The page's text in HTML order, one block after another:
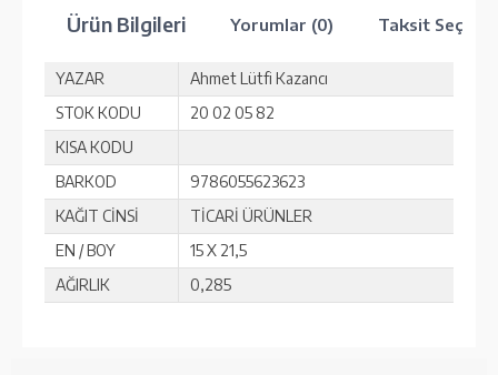
Ürün Bilgileri Yorumlar (0) Taksit
YAZAR
Ahmet Lütfi Kazancı
STOK KODU
20 02 05 82
KISA KODU
BARKOD
9786055623623
KAĞIT CİNSİ
TİCARİ ÜRÜNLER
EN / BOY
15 X 21,5
AĞIRLIK
0,285